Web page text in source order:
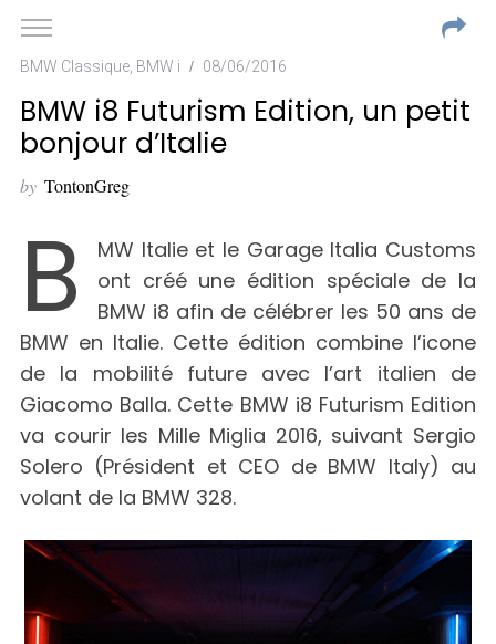
BMW Classique, BMW i 08/06/2016
BMW i8 Futurism Edition, un petit
bonjour d’Italie
by TontonGreg
B
MW Italie et le Garage Italia Customs
ont créé une édition spéciale de la
BMW i8 afin de célébrer les 50 ans de
BMW en Italie. Cette édition combine l’icone
de la mobilité future avec l’art italien de
Giacomo Balla. Cette BMW i8 Futurism Edition
va courir les Mille Miglia 2016, suivant Sergio
Solero (Président et CEO de BMW Italy) au
volant de la BMW 328.